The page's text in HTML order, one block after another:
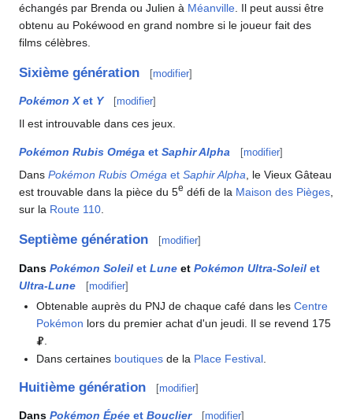
échangés par Brenda ou Julien à Méanville . Il peut aussi être
obtenu au Pokéwood en grand nombre si le joueur fait des
films célèbres.
Sixième génération [modifier]
Pokémon Xet Y [modifier]
Il est introuvable dans ces jeux.
Pokémon Rubis Oméga et Saphir Alpha [modifier]
Dans Pokémon Rubis Oméga et Saphir Alpha , le Vieux Gâteau
est trouvable dans la pièce du 5e défi de la Maison des Pièges
sur la Route 110
Septième génération [modifier]
Dans Pokémon Soleil et Lune et Pokémon Ultra-Soleil et
Ultra-Lune
[modifier]
Obtenable auprès du PNJ de chaque café dans lesCentre
Pokémon lors du premier achat d'un jeudi. Il se revend 175
Dans certaines boutiques de la Place Festival.
Huitième génération [modifier]
Dans Pokémon Épée et Bouclier [modifier]